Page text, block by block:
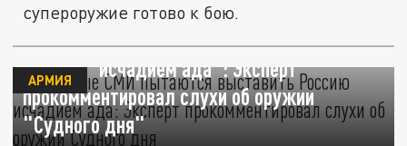
супероружие готово к бою.
Западные СМИ пытаются выставить
Россию "исчадием ада": Эксперт
прокомментировал слухи об оружии
"Судного дня"
АРМИЯ